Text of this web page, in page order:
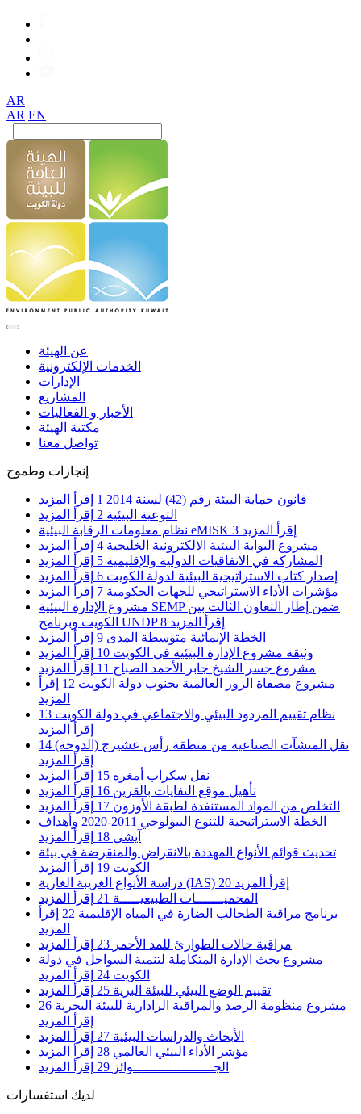
AR
AR EN
عن الهيئة
الخدمات الإلكترونية
الإدارات
المشاريع
الأخبار و الفعاليات
مكتبة الهيئة
تواصل معنا
إنجازات وطموح
قانون حماية البيئة رقم (42) لسنة 2014 1 إقرأ المزيد
التوعية البيئية 2 إقرأ المزيد
نظام معلومات الرقابة البيئية eMISK 3 إقرأ المزيد
مشروع البوابة البيئية الالكترونية الخليجية 4 إقرأ المزيد
المشاركة في الاتفاقيات الدولية والإقليمية 5 إقرأ المزيد
إصدار كتاب الاستراتيجية البيئية لدولة الكويت 6 إقرأ المزيد
مؤشرات الأداء الاستراتيجي للجهات الحكومية 7 إقرأ المزيد
مشروع الإدارة البيئية SEMP ضمن إطار التعاون الثالث بين
الكويت وبرنامج UNDP8 إقرأ المزيد
الخطة الإنمائية متوسطة المدى 9 إقرأ المزيد
وثيقة مشروع الإدارة البيئية في الكويت 10 إقرأ المزيد
مشروع جسر الشيخ جابر الأحمد الصباح 11 إقرأ المزيد
مشروع مصفاة الزور العالمية بجنوب دولة الكويت 12 إقرأ
المزيد
نظام تقييم المردود البيئي والاجتماعي في دولة الكويت 13
إقرأ المزيد
نقل المنشآت الصناعية من منطقة رأس عشيرج (الدوحة) 14
إقرأ المزيد
نقل سكراب أمغره 15 إقرأ المزيد
تأهيل موقع النفايات بالقرين 16 إقرأ المزيد
التخلص من المواد المستنفدة لطبقة الأوزون 17 إقرأ المزيد
الخطة الاستراتيجية للتنوع البيولوجي 2011-2020 وأهداف
آيشي 18 إقرأ المزيد
تحديث قوائم الأنواع المهددة بالانقراض والمنقرضة في بيئة
الكويت 19 إقرأ المزيد
دراسة الأنواع الغريبة الغازية (IAS) 20 إقرأ المزيد
المحميـــــــات الطبيعيـــــة 21 إقرأ المزيد
برنامج مراقبة الطحالب الضارة في المياه الإقليمية 22 إقرأ
المزيد
مراقبة حالات الطوارئ للمد الأحمر 23 إقرأ المزيد
مشروع بحث الإدارة المتكاملة لتنمية السواحل في دولة
الكويت 24 إقرأ المزيد
تقييم الوضع البيئي للبيئة البرية 25 إقرأ المزيد
مشروع منظومة الرصد والمراقبة الرادارية للبيئة البحرية 26
إقرأ المزيد
الأبحاث والدراسات البيئية 27 إقرأ المزيد
مؤشر الأداء البيئي العالمي 28 إقرأ المزيد
الجــــــــــــــــــــوائز 29 إقرأ المزيد
لديك استفسارات